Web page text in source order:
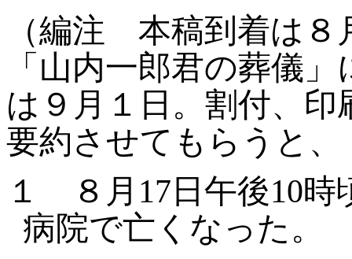
（編注
本稿到着は８
「山内一郎君の葬儀」
は９月１日。割付、
要約させてもらうと、
１
８月17日午後10
病院で亡くなった。